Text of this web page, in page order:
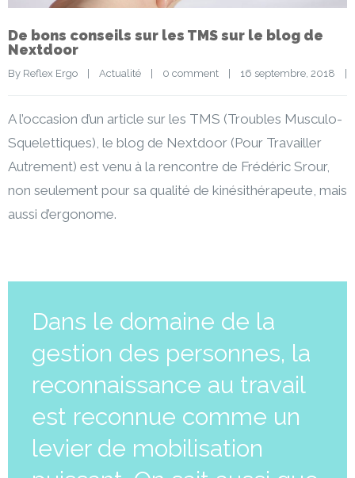
De bons conseils sur les TMS sur le blog de
Nextdoor
By Reflex Ergo Actualité 0 comment 16 septembre, 2018
A l’occasion d’un article sur les TMS (Troubles Musculo-
Squelettiques), le blog de Nextdoor (Pour Travailler
Autrement) est venu à la rencontre de Frédéric Srour,
non seulement pour sa qualité de kinésithérapeute, mais
aussi d’ergonome.
Dans le domaine de la
gestion des personnes, la
reconnaissance au travail
est reconnue comme un
levier de mobilisation